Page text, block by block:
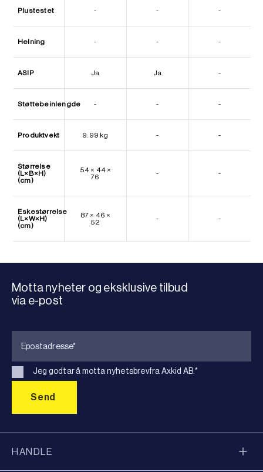
Plustestet - - -
Helning - - -
ASIP Ja Ja -
Støttebeinlengde - - -
Produktvekt 9.99 kg - -
Størrelse
(L×B×H)
(cm)
54 × 44 ×
76
- -
Eskestørrelse
(L×W×H)
(cm)
87 × 46 ×
52
- -
Motta nyheter og eksklusive tilbud
via e-post
Jeg godtar å motta nyhetsbrevfra Axkid AB.*
HANDLE